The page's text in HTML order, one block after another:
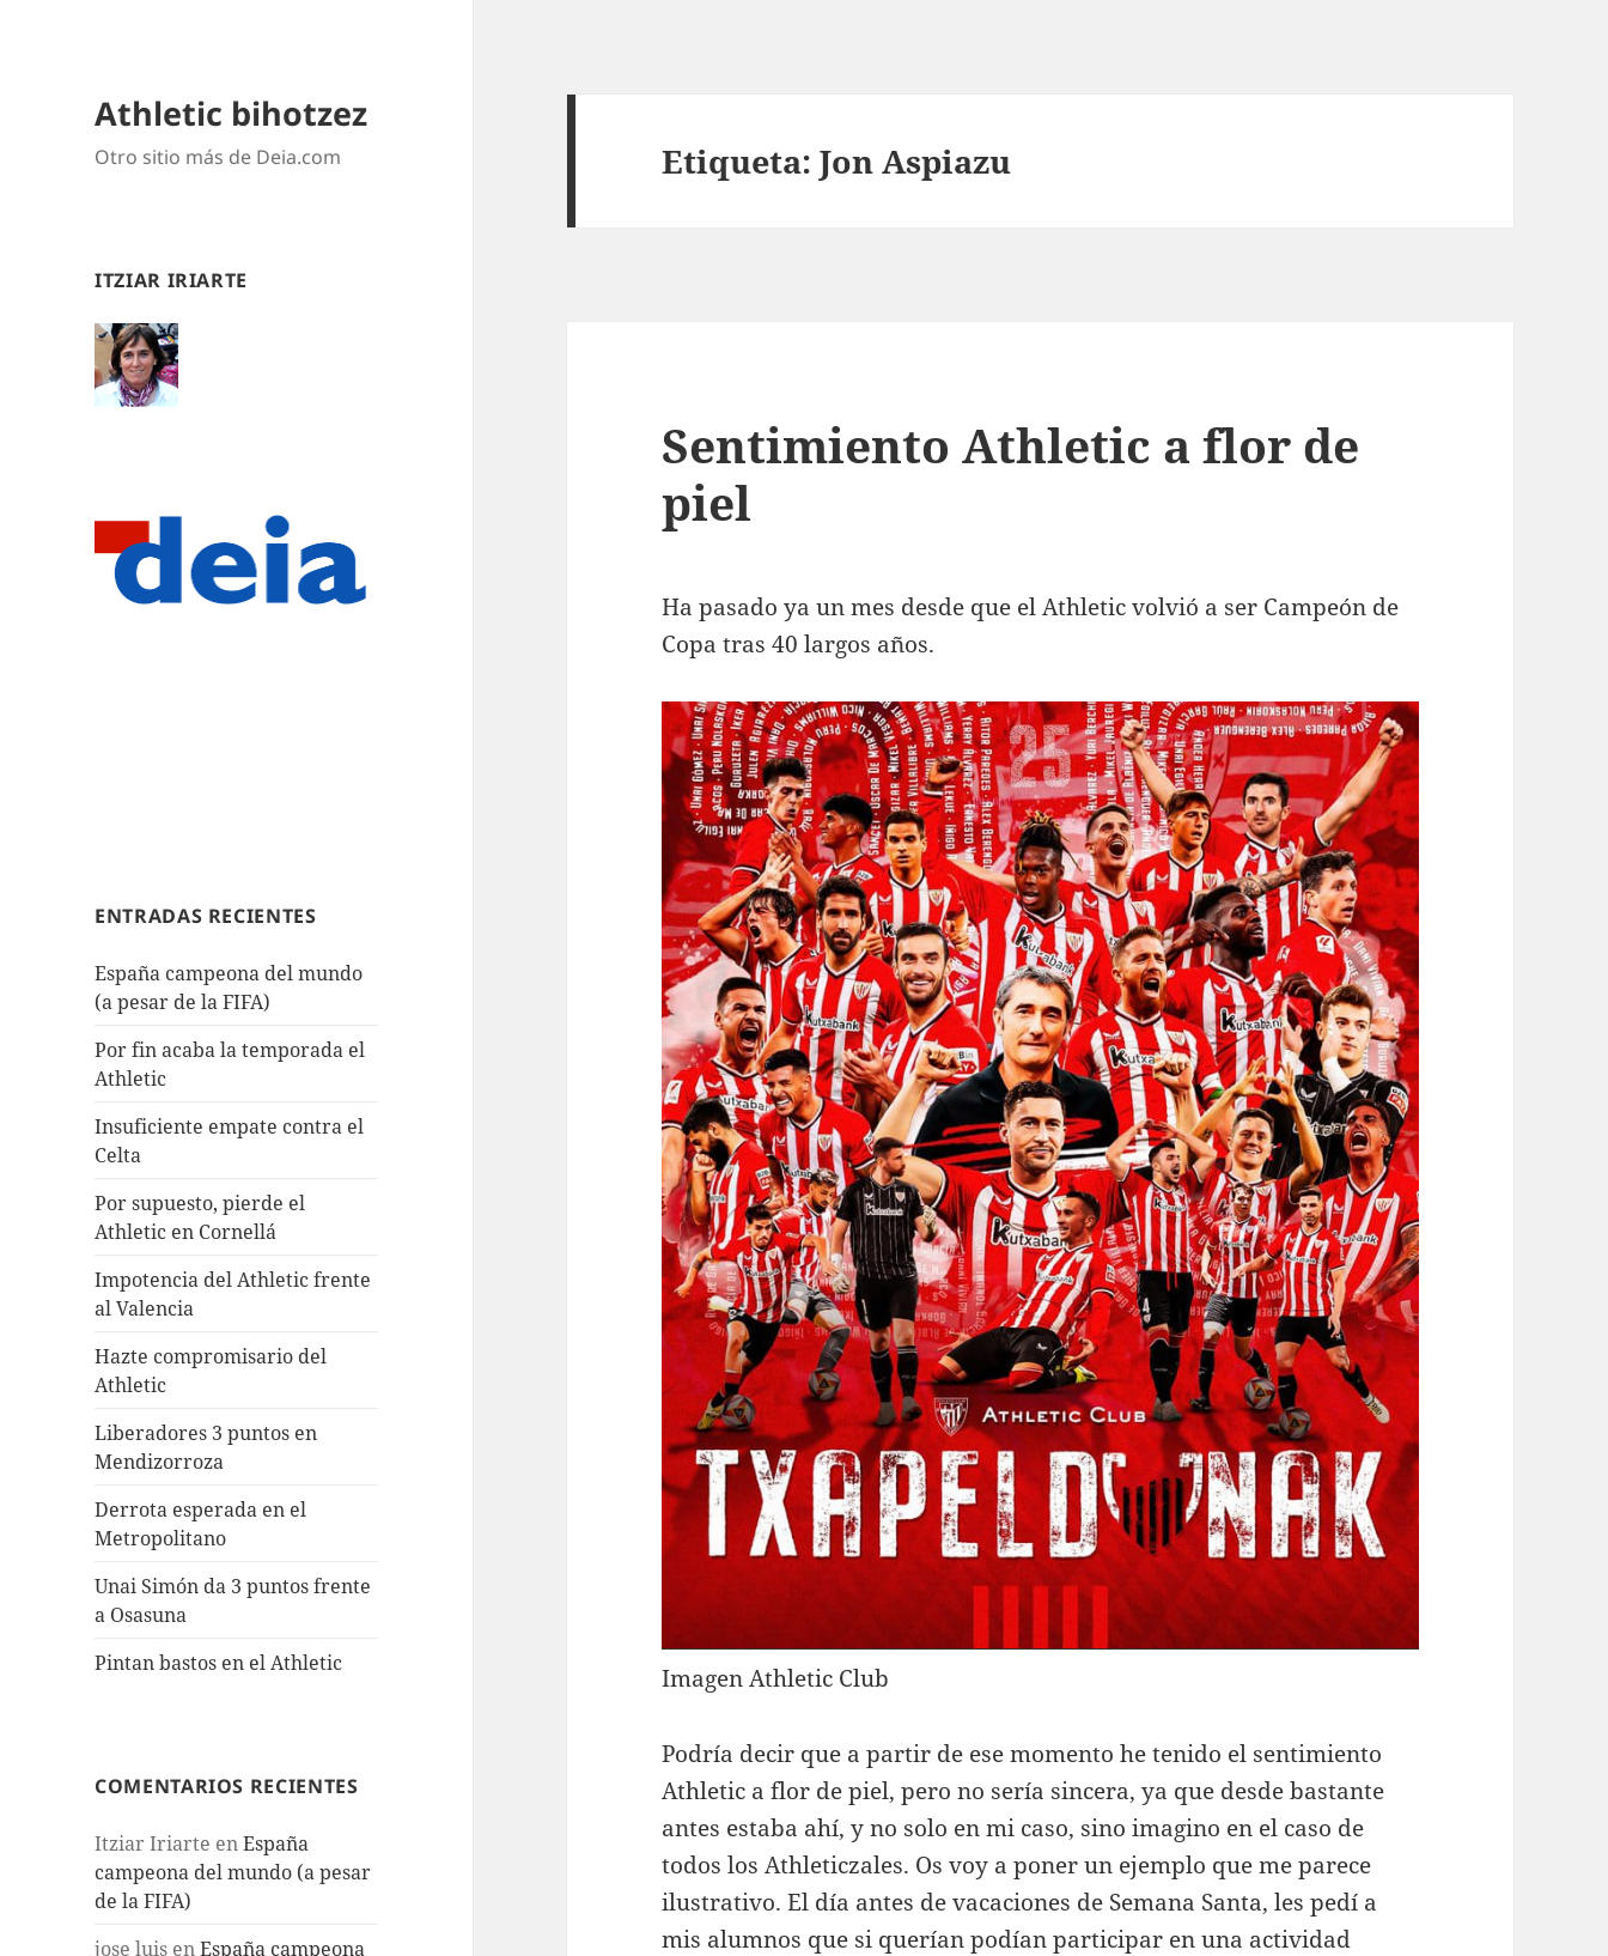
Athletic bihotzez
Otro sitio más de Deia.com
ITZIAR IRIARTE
ENTRADAS RECIENTES
España campeona del mundo
(a pesar de la FIFA)
Por fin acaba la temporada el
Athletic
Insuficiente empate contra el
Celta
Por supuesto, pierde el
Athletic en Cornellá
Impotencia del Athletic frente
al Valencia
Hazte compromisario del
Athletic
Liberadores 3 puntos en
Mendizorroza
Derrota esperada en el
Metropolitano
Unai Simón da 3 puntos frente
a Osasuna
Pintan bastos en el Athletic
COMENTARIOS RECIENTES
Itziar Iriarte enEspaña
campeona del mundo (a pesar
de la FIFA)
jose luis enEspaña campeona
Etiqueta:Jon Aspiazu
Sentimiento Athletic a flor de
piel
Ha pasado ya un mes desde que el Athletic volvió a ser Campeón de
Copa tras 40 largos años.
Imagen Athletic Club
Podría decir que a partir de ese momento he tenido el sentimiento
Athletic a flor de piel, pero no sería sincera, ya que desde bastante
antes estaba ahí, y no solo en mi caso, sino imagino en el caso de
todos los Athleticzales. Os voy a poner un ejemplo que me parece
ilustrativo. El día antes de vacaciones de Semana Santa, les pedí a
mis alumnos que si querían podían participar en una actividad